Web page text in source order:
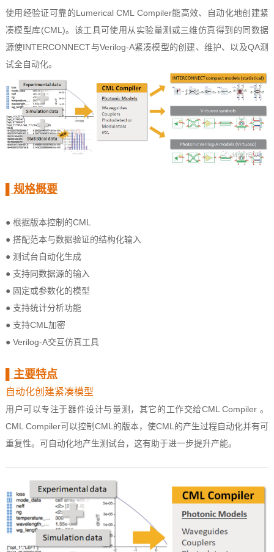
使用经验证可靠的Lumerical CML Compiler能高效、自动化地创建紧
凑模型库(CML)。该工具可使用从实验量测或三维仿真得到的同数据
源使INTERCONNECT与Verilog-A紧凑模型的创建、维护、以及QA测
试全自动化。
▌规格概要
● 根据版本控制的CML
● 搭配范本与数据验证的结构化输入
● 测试台自动化生成
● 支持同数据源的输入
● 固定或参数化的模型
● 支持统计分析功能
● 支持CML加密
● Verilog-A交互仿真工具
主要特点
自动化创建紧凑模型
用户可以专注于器件设计与量测，其它的工作交给CML Compiler 。
CML Compiler可以控制CML的版本，使CML的产生过程自动化并有可
重复性。可自动化地产生测试台，这有助于进一步提升产能。